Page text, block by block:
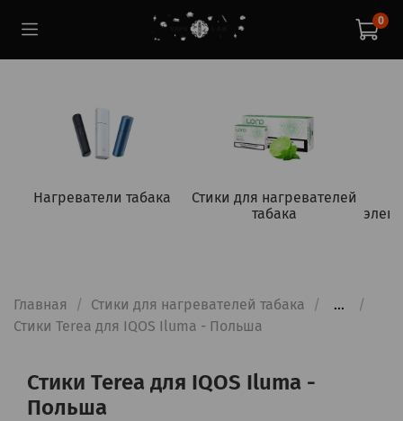
0
Нагреватели табака
Стики для нагревателей
табака
Главная Стики для нагревателей табака
...
Стики Terea для IQOS Iluma - Польша
Стики Terea для IQOS Iluma -
Польша